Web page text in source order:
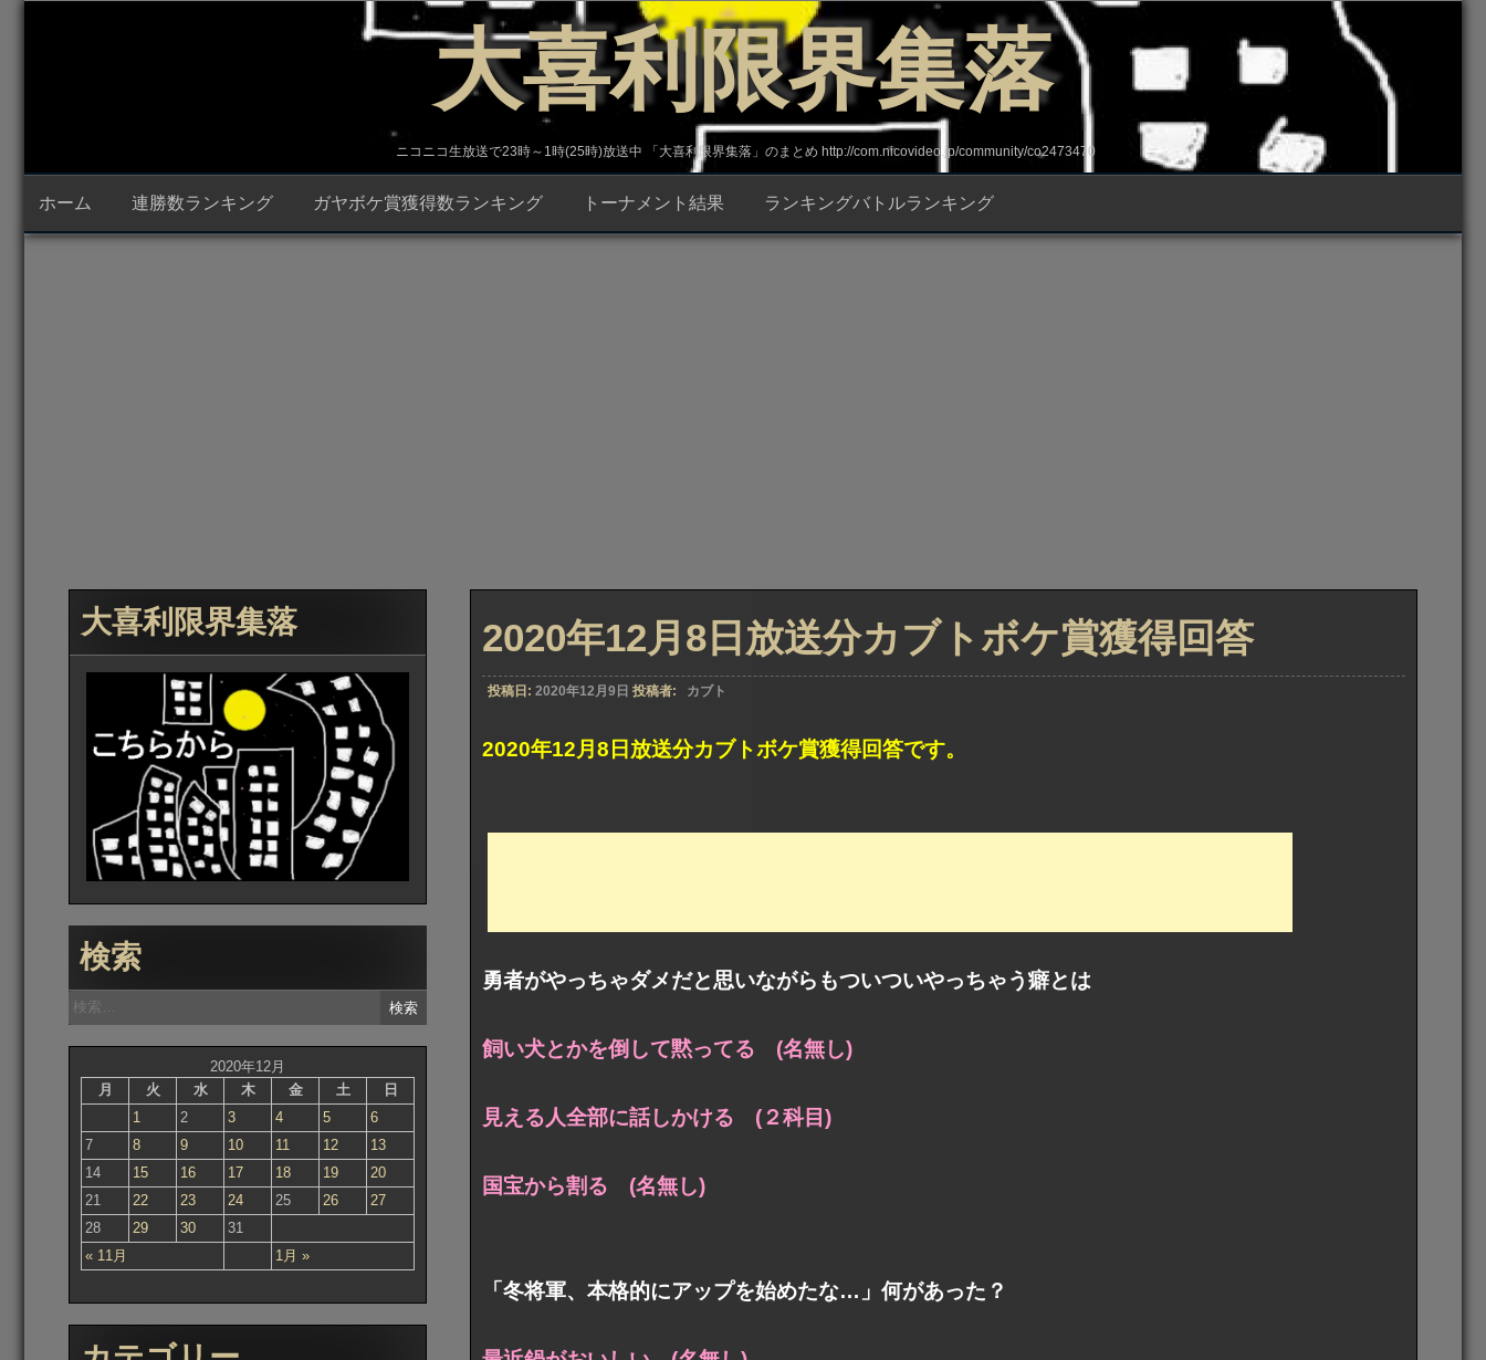
プ
大喜利限界集落
ニコニコ生放送で23時～1時(25時)放送中 「大喜利限界集落」のまとめ http://com.nicovideo.jp/community/co2473470
ホーム 連勝数ランキング ガヤボケ賞獲得数ランキング トーナメント結果 ランキングバトルランキング
2020年12月8日放送分カブトボケ賞獲得回答
投稿日: 2020年12月9日 投稿者: カブト
2020年12月8日放送分カブトボケ賞獲得回答です。
勇者がやっちゃダメだと思いながらもついついやっちゃう癖とは
飼い犬とかを倒して黙ってる (名無し)
見える人全部に話しかける (２科目)
国宝から割る (名無し)
「冬将軍、本格的にアップを始めたな…」何があった？
大喜利限界集落
検索
検
索:
2020年12月
月
火 水 木 金 土 日
« 11月 1月 »
1 2 3 4 5
6
7
8 9 10 11 12
13
14
15 16 17 18 19
20
21
22 23 24 25 26
27
28
29 30 31